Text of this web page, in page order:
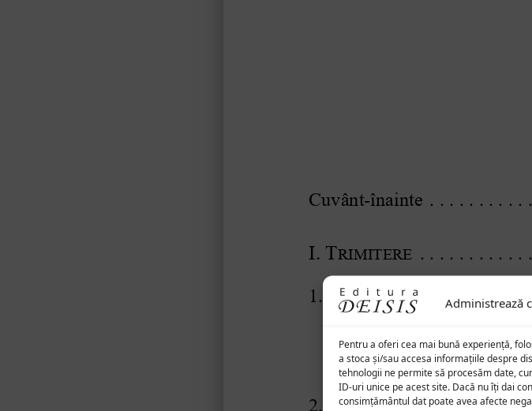
Administrează
Pentru a oferi cea mai bună experiență,
a stoca și/sau accesa informațiile despre
tehnologii ne permite să procesăm date,
ID-uri unice pe acest site. Dacă nu îți dai
consimțământul dat poate avea afecte